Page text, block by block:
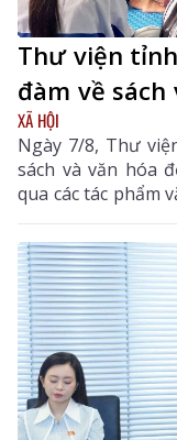
Thư viện
đàm về sách
XÃ HỘI
Ngày 7/8, Thư
sách và văn hóa
qua các tác phẩm